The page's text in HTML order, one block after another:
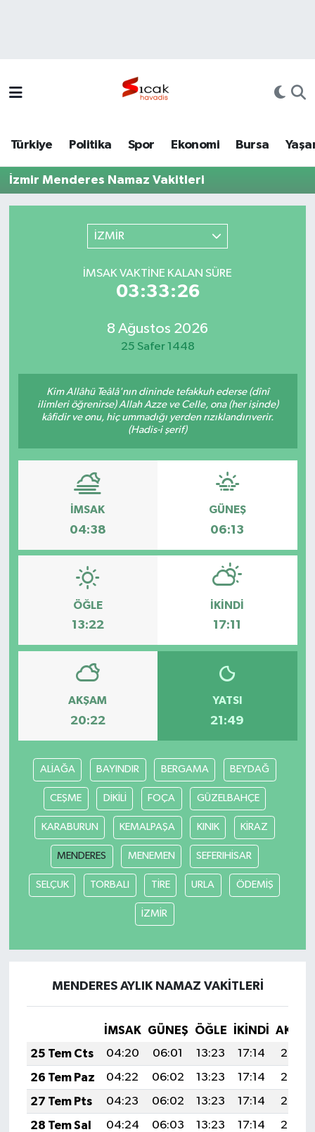
Türkiye Politika Spor Ekonomi Bursa
İzmir Menderes Namaz Vakitleri
İZMİR
İMSAK VAKTINE KALAN SÜRE
03:33:26
8 Ağustos 2026
25 Safer 1448
Kim Allâhü Teâlâ'nın dininde tefakkuh ederse (dînî
ilimleri öğrenirse) Allah Azze ve Celle, ona (her işinde)
kâfidir ve onu, hiç ummadığı yerden rızıklandırıverir.
(Hadis-i şerif)
İMSAK
04:38
GÜNEŞ
06:13
ÖĞLE
13:22
İKINDI
17:11
AKŞAM
20:22
YATSI
21:49
ALİAĞA BAYINDIR BERGAMA BEYDAĞ
CEŞME DİKİLİ FOÇA GÜZELBAHÇE
KARABURUN KEMALPAŞA KINIK KİRAZ
MENDERES MENEMEN SEFERIHİSAR
SELÇUK TORBALI TİRE URLA ÖDEMİŞ
İZMİR
MENDERES AYLIK NAMAZ VAKITLERI
İMSAK GÜNEŞ ÖĞLE İKINDI
25 Tem Cts
04:20 06:01 13:23 17:14
20:35
26 Tem Paz
04:22 06:02 13:23 17:14
20:34
27 Tem Pts
04:23 06:02 13:23 17:14
20:34
28 Tem Sal
04:24 06:03 13:23 17:14
20:33
Politika
Sağlık
Dünya
Magazin
Gündem
Teknoloji
Bilim, Teknoloji
Tüm Manşetler
Son Dakika Haberleri
Haber Arşivi